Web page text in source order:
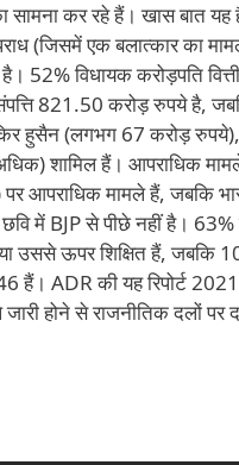
सामना कर रहे हैं। खास बात
(जिसमें एक बलात्कार का
है। 52% विधायक करोड़पति
821.50 करोड़ रुपये है,
हुसैन (लगभग 67 करोड़
शामिल हैं। आपराधिक
आपराधिक मामले हैं, जबकि
में BJP से पीछे नहीं है। 63%
उससे ऊपर शिक्षित हैं, जबकि
हैं। ADR की यह रिपोर्ट
होने से राजनीतिक दलों पर